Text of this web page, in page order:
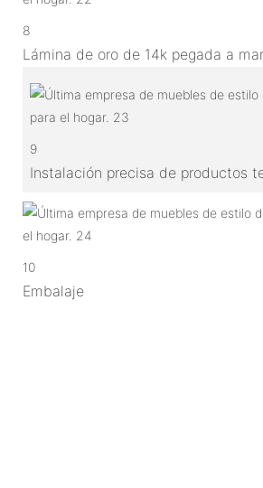
8
Lámina de oro de 14k pegada a
9
Instalación precisa de productos
10
Embalaje